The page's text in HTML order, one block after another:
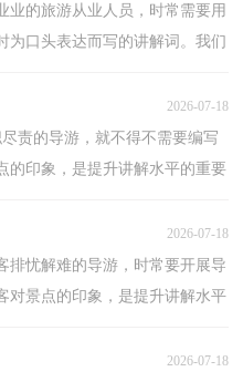
业的旅游从业人员，时常需要用
为口头表达而写的讲解词。我们
2026-07-18
责的导游，就不得不需要编写
的印象，是提升讲解水平的重要
2026-07-18
排忧解难的导游，时常要开展导
对景点的印象，是提升讲解水平
2026-07-18